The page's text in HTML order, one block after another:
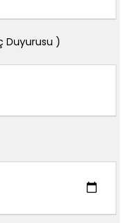
Duyurusu )